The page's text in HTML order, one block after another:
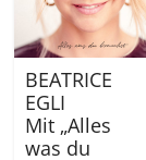
BEATRICE
EGLI
Mit „Alles
was du